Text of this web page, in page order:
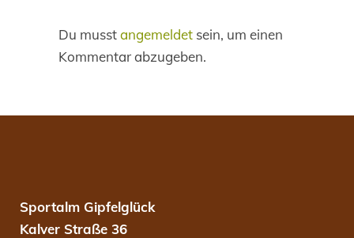
Du musstangemeldet sein, um einen
Kommentar abzugeben.
Sportalm Gipfelglück
Kalver Straße 36